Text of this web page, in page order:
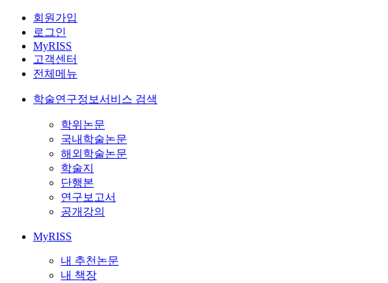
회원가입
로그인
MyRISS
고객센터
전체메뉴
학술연구정보서비스 검색
학위논문
국내학술논문
해외학술논문
학술지
단행본
연구보고서
공개강의
MyRISS
내 추천논문
내 책장